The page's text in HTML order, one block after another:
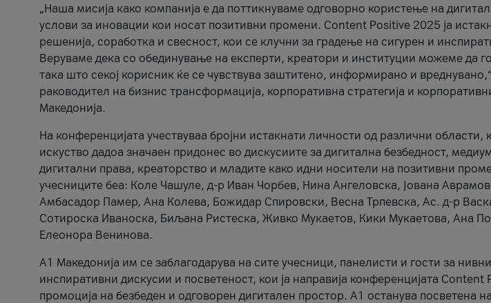
„Наша мисија како компанија е да поттикнуваме одговорно користење на
услови за иновации кои носат позитивни промени. Content Positive 2025 ја
решенија, соработка и свесност, кои се клучни за градење на сигурен и
Веруваме дека со обединување на експерти, креатори и институции можеме да
така што секој корисник ќе се чувствува заштитено, информирано и
раководител на бизнис трансформација, корпоративна стратегија и
Македонија.
На конференцијата учествуваа бројни истакнати личности од различни области,
искуство дадоа значаен придонес во дискусиите за дигитална безбедност,
дигитални права, креаторство и младите како идни носители на позитивни
учесниците беа: Коле Чашуле, д-р Иван Чорбев, Нина Ангеловска, Јована
Амбасадор Памер, Ана Колева, Божидар Спировски, Весна Трпевска, Ас. д-р
Сотироска Иваноска, Биљана Ристеска, Живко Мукаетов, Кики Мукаетова, Ана
Елеонора Венинова.
А1 Македонија им се заблагодарува на сите учесници, панелисти и гости за
инспиративни дискусии и посветеност, кои ја направија конференцијата
промоција на безбеден и одговорен дигитален простор. А1 останува посветена